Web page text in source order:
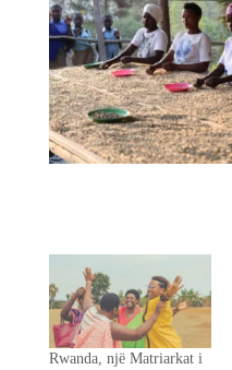
Rwanda, një Matriarkat i